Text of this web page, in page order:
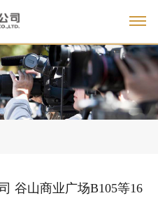
谷山商业广场B105等16